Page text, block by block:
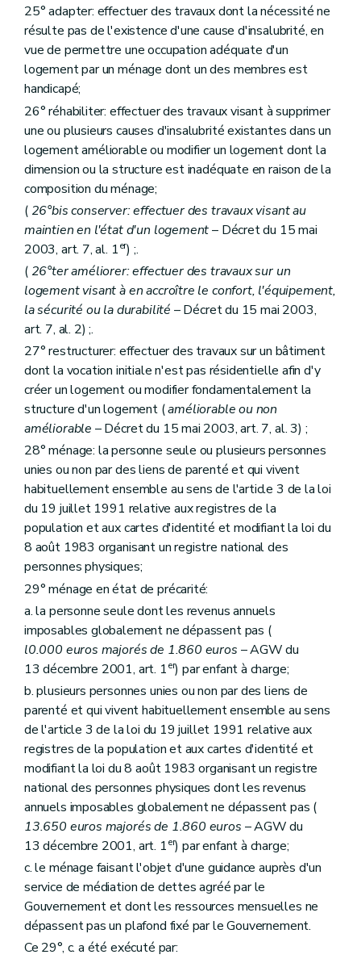
Art. 171
Section 3bis
De la chambre de recours
Art. 171bis
Section 4
Du Fonds régional de solidarité
Art. 172
Section 5 Des sanctions
Art. 174
Section 6 Du comite d'accompagnement et de suivi des commissaires spéciaux
Art. 174bis
Chapitre III (De la Société wallonne du crédit social et des Guichets du crédit social
Section première
Sous-section première
Art. 1751
Sous-section 2 Des missions de service public, des tâches de service public et des moyens d'actions de la Société
Art. 1752
Sous-section 3
Art. 1753
Sous-section 4 Des organes de la Société
Section A. De l'assemblée générale
Art. 1755
Art. 1756
Art. 1757
Art. 1758
Section C. De la direction
Art. 1759
Section D. Du comité d'orientation
Art. 17510
Section E. Du comité de crédits
Art. 17511
Section F. Du comité de gestion financière
Art. 17512
Sous-section 5 Du personnel de la Société
Art. 17513
Art. 17514
Sous-section 6 Du contrôle de la Société
Section A. Du contrôle révisoral
Art. 17515
Section B. Du contrôle du Gouvernement
Art. 17516
Sous-section 7
Du contrat de gestion
Section A. Définition et contenu
Art. 17517
Section B. Conclusion, approbation, entrée en vigueur, durée et absence d'un contrat de gestion
Art. 17518
Section C. Evaluation du contrat de gestion
Art. 17519
Section 2 Des Guichets du crédit social
Sous-section première Généralités
Art. 1761
Art. 1762
Art. 1763
Sous-section 2 Du contrôle des Guichets
Art. 1771
Art. 1772
Art.1773
Sous-section 3 Des sanctions
Art. 1781
Sous-section 4
De la perte de l'agrément
Art. 1782
25° adapter: effectuer des travaux dont la nécessité ne
résulte pas de l'existence d'une cause d'insalubrité, en
vue de permettre une occupation adéquate d'un
logement par un ménage dont un des membres est
handicapé;
26° réhabiliter: effectuer des travaux visant à supprimer
une ou plusieurs causes d'insalubrité existantes dans un
logement améliorable ou modifier un logement dont la
dimension ou la structure est inadéquate en raison de la
composition du ménage;
( 26°bis conserver: effectuer des travaux visant au
maintien en l'état d'un logement– Décret du 15 mai
2003, art. 7, al. 1er) ;.
( 26°ter améliorer: effectuer des travaux sur un
logement visant à en accroître le confort, l'équipement,
la sécurité ou la durabilité – Décret du 15 mai 2003,
art. 7, al. 2) ;.
27° restructurer: effectuer des travaux sur un bâtiment
dont la vocation initiale n'est pas résidentielle afin d'y
créer un logement ou modifier fondamentalement la
structure d'un logement (améliorable ou non
améliorable – Décret du 15 mai 2003, art. 7, al. 3) ;
28° ménage: la personne seule ou plusieurs personnes
unies ou non par des liens de parenté et qui vivent
habituellement ensemble au sens de l'article 3 de la loi
du 19 juillet 1991 relative aux registres de la
population et aux cartes d'identité et modifiant la loi du
8 août 1983 organisant un registre national des
personnes physiques;
29° ménage en état de précarité:
a. la personne seule dont les revenus annuels
imposables globalement ne dépassent pas (
l0.000 euros majorés de 1.860 euros – AGW du
13 décembre 2001, art. 1er) par enfant à charge;
b. plusieurs personnes unies ou non par des liens de
parenté et qui vivent habituellement ensemble au sens
de l'article 3 de la loi du 19 juillet 1991 relative aux
registres de la population et aux cartes d'identité et
modifiant la loi du 8 août 1983 organisant un registre
national des personnes physiques dont les revenus
annuels imposables globalement ne dépassent pas (
13.650 euros majorés de 1.860 euros – AGW du
13 décembre 2001, art. 1er) par enfant à charge;
c. le ménage faisant l'objet d'une guidance auprès d'un
service de médiation de dettes agréé par le
Gouvernement et dont les ressources mensuelles ne
dépassent pas un plafond fixé par le Gouvernement.
Ce 29°, c. a été exécuté par: